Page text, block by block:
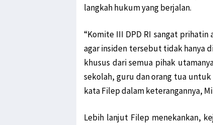
langkah hukum yang berjalan.
“Komite III DPD RI sangat
agar insiden tersebut tidak hanya
khusus dari semua pihak
sekolah, guru dan orang tua
kata Filep dalam keterangannya,
Lebih lanjut Filep menekankan,